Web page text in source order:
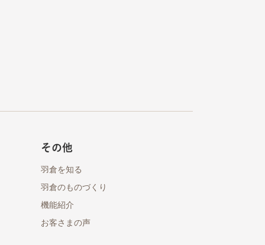
その他
羽倉を知る
羽倉のものづくり
機能紹介
お客さまの声